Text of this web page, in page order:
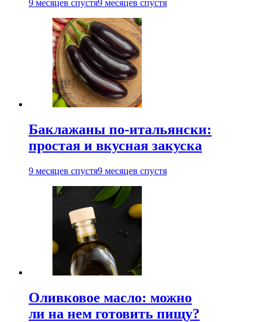
9 месяцев спустя9 месяцев спустя
Баклажаны по-итальянски:
простая и вкусная закуска
9 месяцев спустя9 месяцев спустя
Оливковое масло: можно
ли на нем готовить пищу?